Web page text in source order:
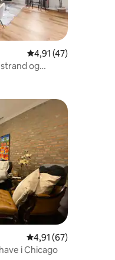
26 omtaler
4,91 ud af 5 i
4,91 (47)
og
9 omtaler
4,91 ud af 5 i
4,91 (67)
i Chicago